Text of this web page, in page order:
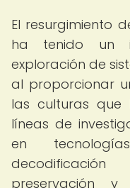
El resurgimiento
ha tenido un
exploración de
al proporcionar
las culturas que
líneas de
en
preservación